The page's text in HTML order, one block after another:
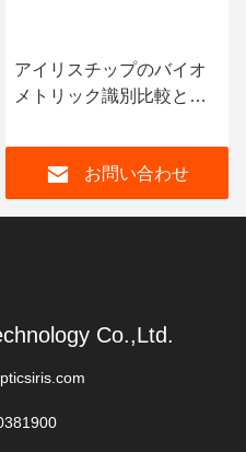
アイリスチップのバイオ
メトリック識別比較と暗
お問い合わせ
Co.,Ltd.